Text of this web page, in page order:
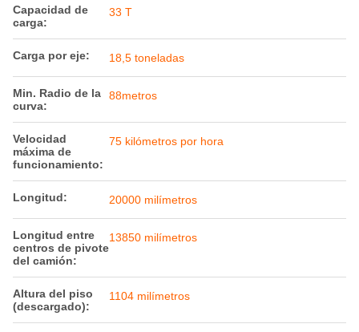
Capacidad de
carga:
33 T
Carga por eje: 18,5 toneladas
Min. Radio de la
curva:
88metros
Velocidad
máxima de
funcionamiento:
75 kilómetros por hora
Longitud: 20000 milímetros
Longitud entre
centros de pivote
del camión:
13850 milímetros
Altura del piso
(descargado):
1104 milímetros